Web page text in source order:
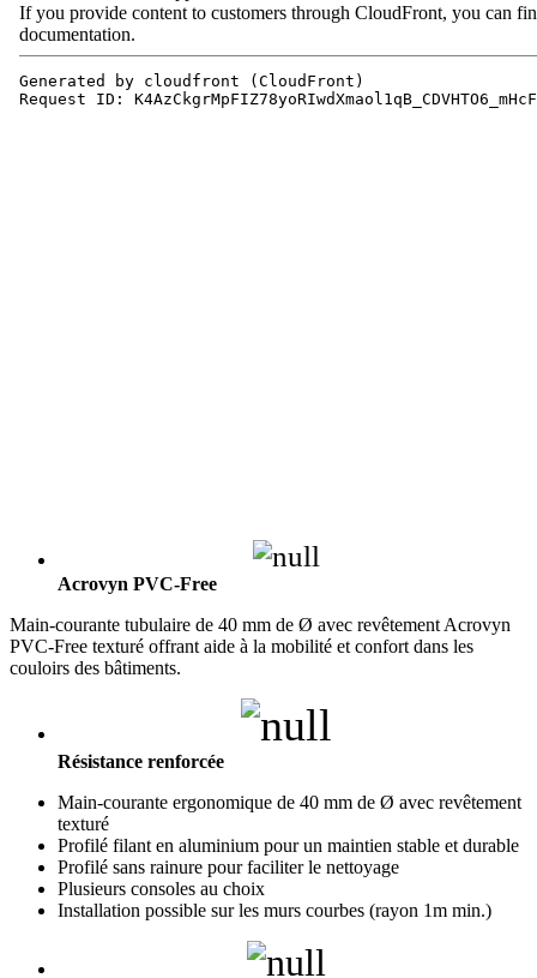
Acrovyn PVC-Free
Main-courante tubulaire de 40 mm de Ø avec revêtement Acrovyn
PVC-Free texturé offrant aide à la mobilité et confort dans les
couloirs des bâtiments.
Résistance renforcée
Main-courante ergonomique de 40 mm de Ø avec revêtement
texturé
Profilé filant en aluminium pour un maintien stable et durable
Profilé sans rainure pour faciliter le nettoyage
Plusieurs consoles au choix
Installation possible sur les murs courbes (rayon 1m min.)